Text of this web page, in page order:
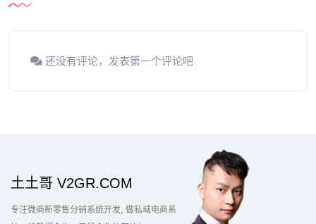
还没有评论，发表第一个评论吧
土土哥 V2GR.COM
专注微商新零售分销系统开发 做私域电商系